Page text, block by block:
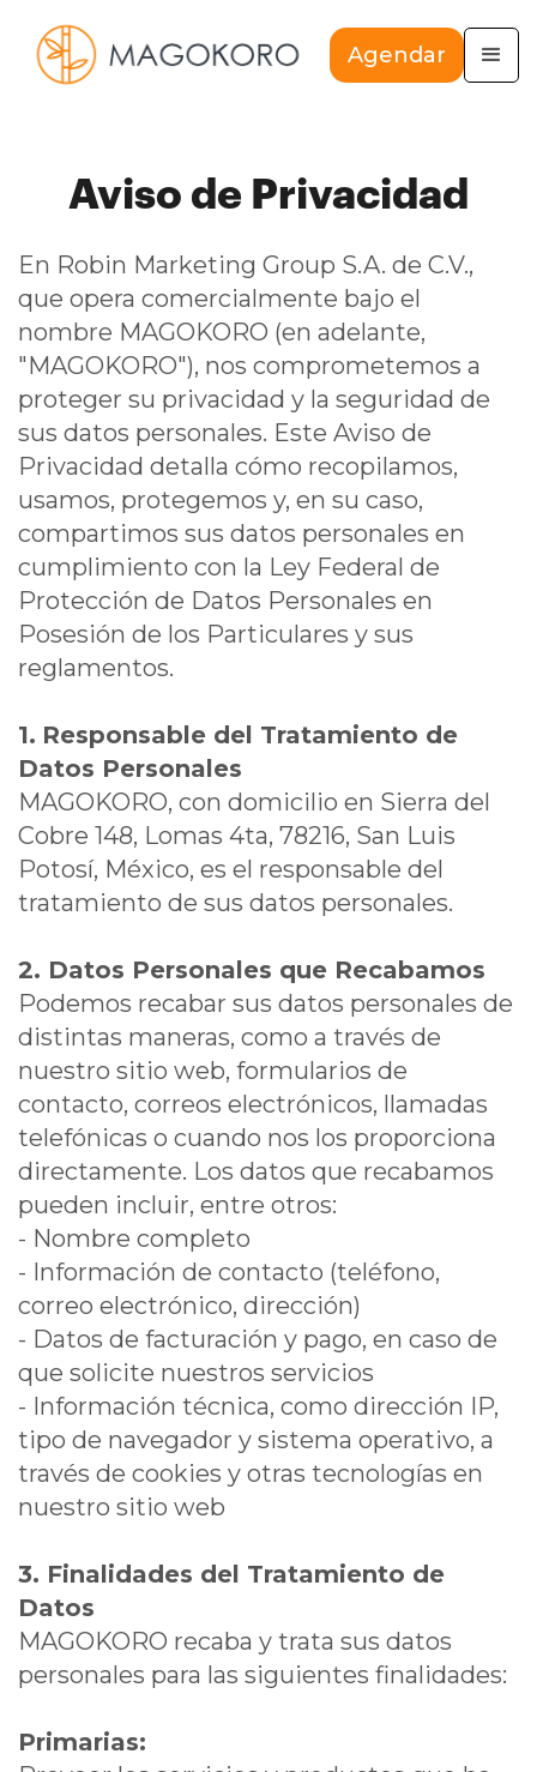
Agendar
Aviso de Privacidad
En Robin Marketing Group S.A. de C.V.,
que opera comercialmente bajo el
nombre MAGOKORO (en adelante,
"MAGOKORO"), nos comprometemos a
proteger su privacidad y la seguridad de
sus datos personales. Este Aviso de
Privacidad detalla cómo recopilamos,
usamos, protegemos y, en su caso,
compartimos sus datos personales en
cumplimiento con la Ley Federal de
Protección de Datos Personales en
Posesión de los Particulares y sus
reglamentos.
1. Responsable del Tratamiento de
Datos Personales
MAGOKORO, con domicilio en Sierra del
Cobre 148, Lomas 4ta, 78216, San Luis
Potosí, México, es el responsable del
tratamiento de sus datos personales.
2. Datos Personales que Recabamos
Podemos recabar sus datos personales de
distintas maneras, como a través de
nuestro sitio web, formularios de
contacto, correos electrónicos, llamadas
telefónicas o cuando nos los proporciona
directamente. Los datos que recabamos
pueden incluir, entre otros:
- Nombre completo
- Información de contacto (teléfono,
correo electrónico, dirección)
- Datos de facturación y pago, en caso de
que solicite nuestros servicios
- Información técnica, como dirección IP,
tipo de navegador y sistema operativo, a
través de cookies y otras tecnologías en
nuestro sitio web
3. Finalidades del Tratamiento de
Datos
MAGOKORO recaba y trata sus datos
personales para las siguientes finalidades:
Primarias: